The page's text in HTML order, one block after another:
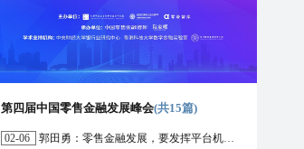
第四届中国零售金融发展峰会(共15篇)
02-06
郭田勇：零售金融发展，要发挥平台机构的作用